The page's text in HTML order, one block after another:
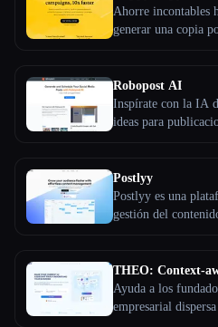
Ahorre incontables
generar una copia
Robopost AI
Inspírate con la IA
ideas para
garantiza que tu
cautivador. Esta
vendedores,
Postlyy
Postlyy es una
gestión del
su entrega de
LinkedIn y Twitter,
creación de
THEO: Context-
Ayuda a los
empresarial